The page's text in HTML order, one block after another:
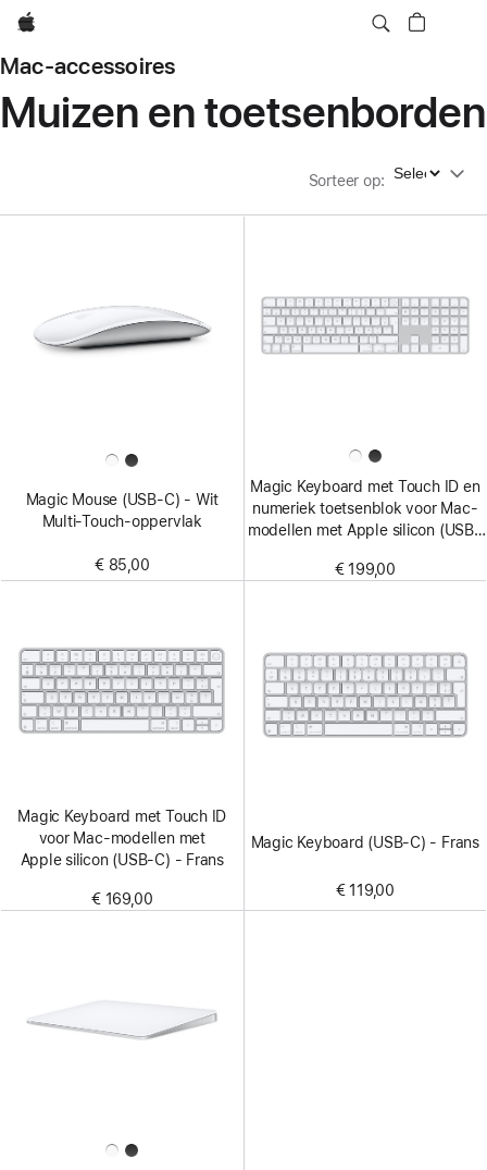
Apple
Mac-accessoires
Muizen en toetsenborden
Sorteer op: Sorteer op
Magic Mouse (USB‑C) - Wit
Multi‑Touch-oppervlak
€ 85,00
Magic Keyboard met Touch ID en
numeriek toetsenblok voor Mac-
modellen met Apple silicon (USB–
€ 199,00
Magic Keyboard met Touch ID
voor Mac-modellen met
Apple silicon (USB-C) - Frans
€ 169,00
Magic Keyboard (USB-C) - Frans
€ 119,00